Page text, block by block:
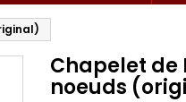
Chapelet de
noeuds